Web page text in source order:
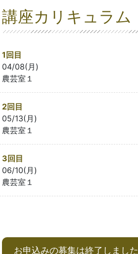
講座カリキュラム
1回目
04/08(月)
農芸室１
2回目
05/13(月)
農芸室１
3回目
06/10(月)
農芸室１
お申込みの募集は終了しました